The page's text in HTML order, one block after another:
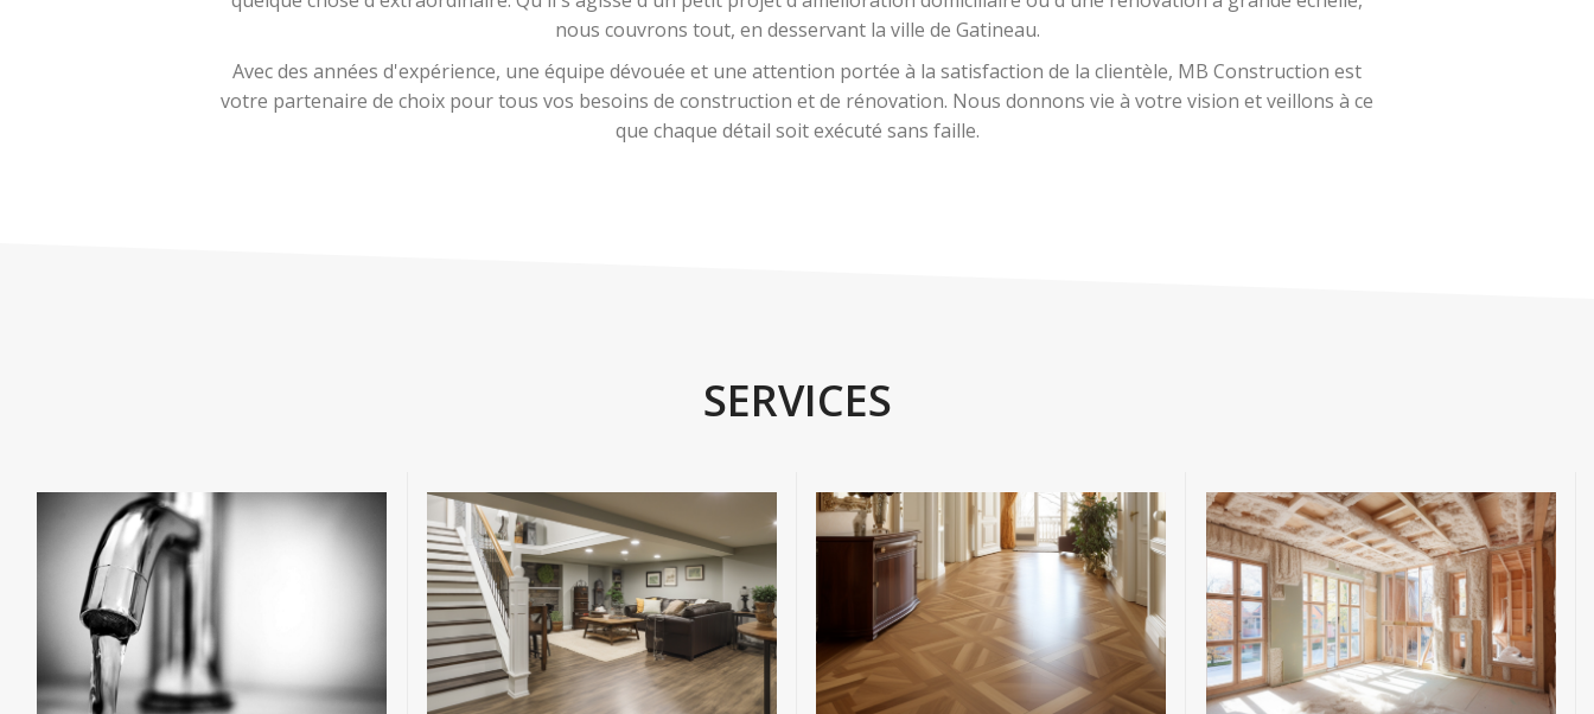
nous couvrons tout, en desservant la ville de Gatineau.
Avec des années d'expérience, une équipe dévouée et une attention portée à la satisfaction de la clientèle, MB Construction est
votre partenaire de choix pour tous vos besoins de construction et de rénovation. Nous donnons vie à votre vision et veillons à ce
que chaque détail soit exécuté sans faille.
SERVICES